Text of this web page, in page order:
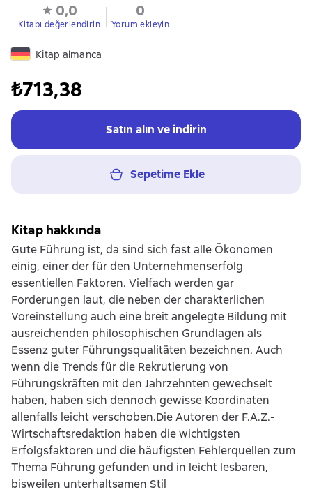
0,0
Kitabı değerlendirin
0
Yorum ekleyin
Kitap almanca
₺713,38
Satın alın ve indirin
Sepetime Ekle
Kitap hakkında
Gute Führung ist, da sind sich fast alle Ökonomen
einig, einer der für den Unternehmenserfolg
essentiellen Faktoren. Vielfach werden gar
Forderungen laut, die neben der charakterlichen
Voreinstellung auch eine breit angelegte Bildung mit
ausreichenden philosophischen Grundlagen als
Essenz guter Führungsqualitäten bezeichnen. Auch
wenn die Trends für die Rekrutierung von
Führungskräften mit den Jahrzehnten gewechselt
haben, haben sich dennoch gewisse Koordinaten
allenfalls leicht verschoben.Die Autoren der F.A.Z.-
Wirtschaftsredaktion haben die wichtigsten
Erfolgsfaktoren und die häufigsten Fehlerquellen zum
Thema Führung gefunden und in leicht lesbaren,
bisweilen unterhaltsamen Stil